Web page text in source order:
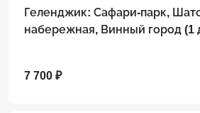
Геленджик: Сафари-парк,
набережная, Винный город (1
7 700 ₽